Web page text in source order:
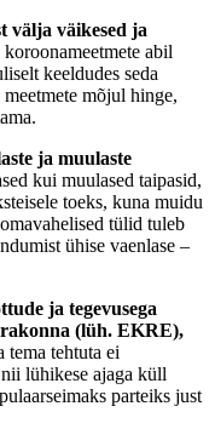
välja väikesed ja
abil
keeldudes seda
mõjul hinge,
ja muulaste
kui muulased taipasid,
toeks, kuna muidu
tülid tuleb
ühise vaenlase –
ja tegevusega
(lüh. EKRE),
tema tehtuta ei
lühikese ajaga küll
parteiks just